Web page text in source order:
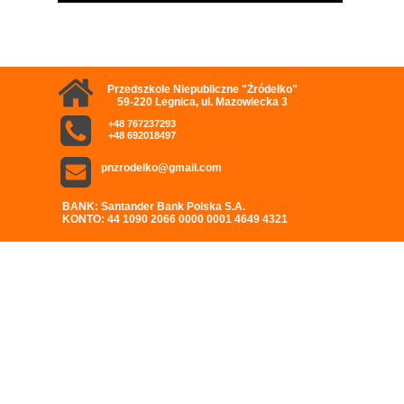
BANK: Santander Bank Polska S.A.
KONTO: 44 1090 2066 0000 0001 4649 4321
Przedszkole Niepubliczne "Źródełko"
59-220 Legnica, ul. Mazowiecka 3
+48 767237293
+48 692018497
pnzrodelko@gmail.com